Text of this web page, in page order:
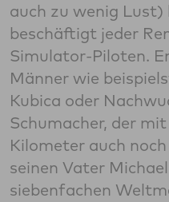
auch zu wenig Lust)
beschäftigt jeder
Simulator-Piloten.
Männer wie
Kubica oder
Schumacher, der
Kilometer auch
seinen Vater
siebenfachen